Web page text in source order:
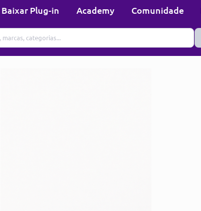
Baixar Plug-in Academy Comunidade